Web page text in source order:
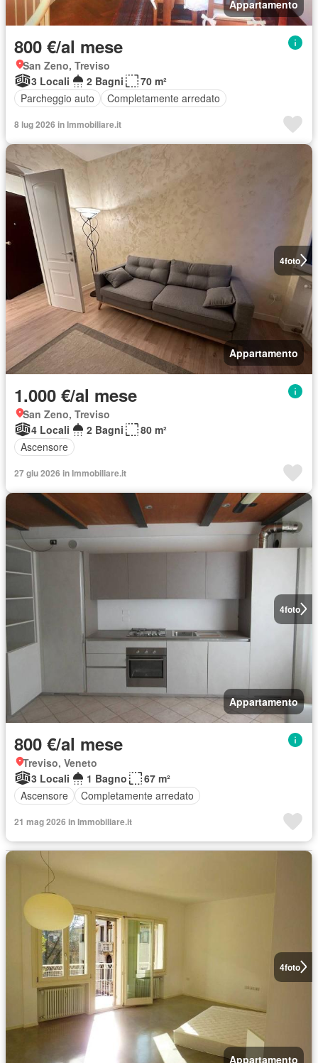
Appartamento
800 €/al mese
San Zeno, Treviso
3 Locali
2 Bagni
70 m²
Parcheggio auto
Completamente arredato
8 lug 2026 in Immobiliare.it
4foto
Appartamento
1.000 €/al mese
San Zeno, Treviso
4 Locali
2 Bagni
80 m²
Ascensore
27 giu 2026 in Immobiliare.it
4foto
Appartamento
800 €/al mese
Treviso, Veneto
3 Locali
1 Bagno
67 m²
Ascensore
Completamente arredato
21 mag 2026 in Immobiliare.it
4foto
Appartamento